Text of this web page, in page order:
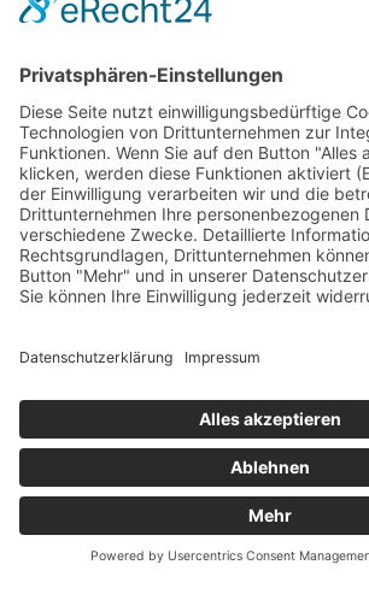
Versandpartner
Zahlung und
Öffnungszeiten
Verfügbarkeit
Größenrechner
Datenschutz
Fernabsatz
Widerrufsrecht bei
Kontakt
Ergänzende Allgemeine
easyCredit-Ratenkauf
Garantiefall